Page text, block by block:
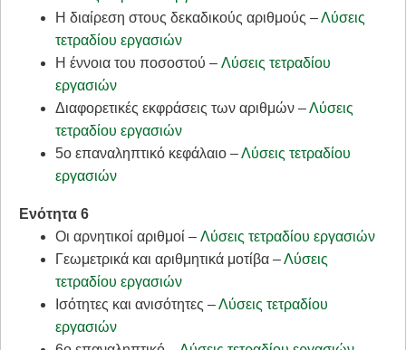
Η διαίρεση στους δεκαδικούς αριθμούς –Λύσεις
τετραδίου εργασιών
Η έννοια του ποσοστού – Λύσεις τετραδίου
εργασιών
Διαφορετικές εκφράσεις των αριθμών –Λύσεις
τετραδίου εργασιών
5ο επαναληπτικό κεφάλαιο –Λύσεις τετραδίου
εργασιών
Ενότητα 6
Οι αρνητικοί αριθμοί – Λύσεις τετραδίου εργασιών
Γεωμετρικά και αριθμητικά μοτίβα –Λύσεις
τετραδίου εργασιών
Ισότητες και ανισότητες –Λύσεις τετραδίου
εργασιών